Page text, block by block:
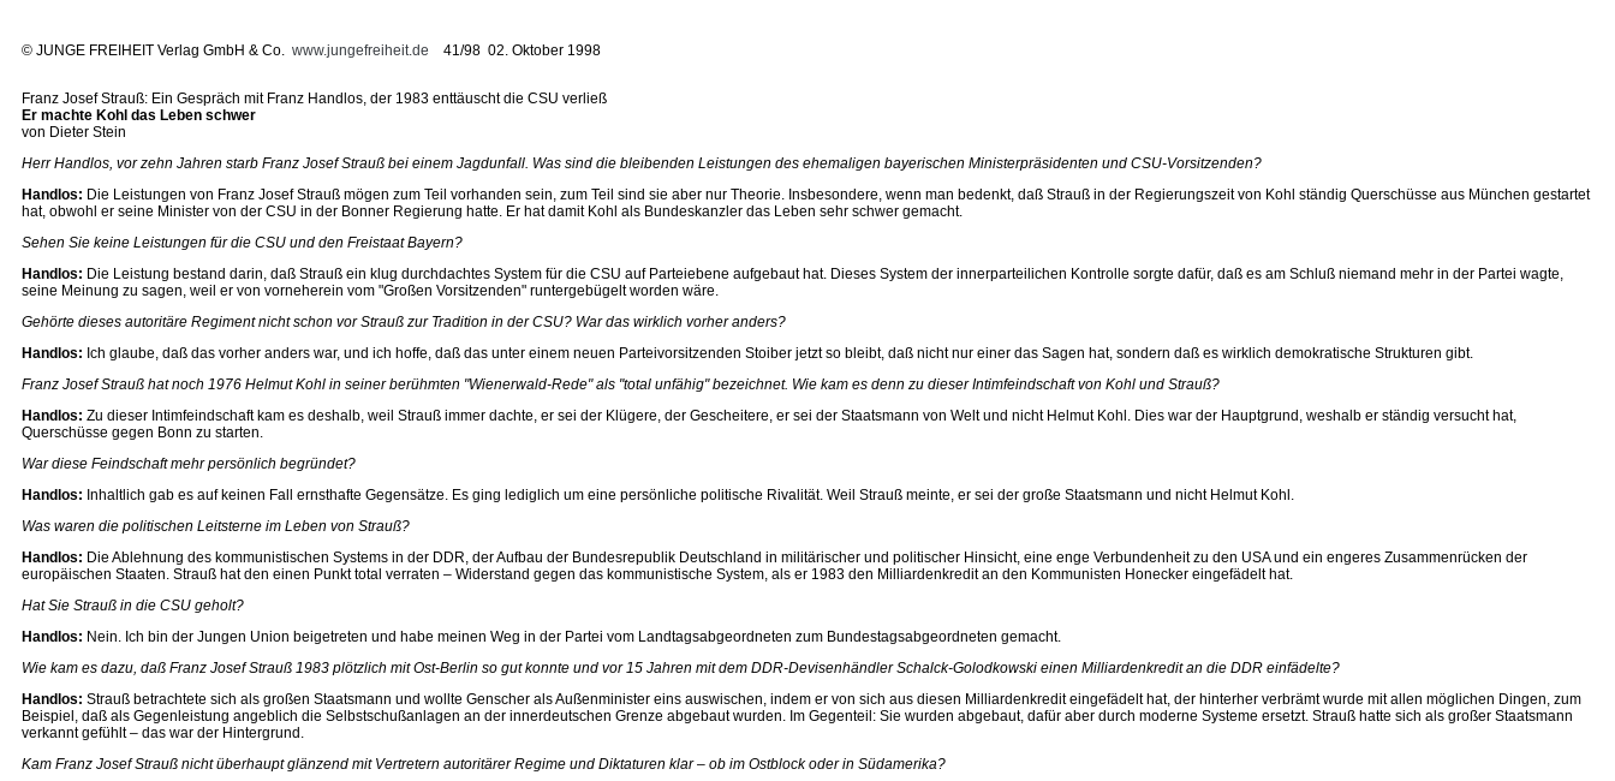
© JUNGE FREIHEIT Verlag GmbH & Co. www.jungefreiheit.de 41/98 02. Oktober 1998
Franz Josef Strauß: Ein Gespräch mit Franz Handlos, der 1983 enttäuscht die CSU verließ
Er machte Kohl das Leben schwer
von Dieter Stein
Herr Handlos, vor zehn Jahren starb Franz Josef Strauß bei einem Jagdunfall. Was sind die bleibenden Leistungen des ehemaligen bayerischen Ministerpräsidenten und CSU-Vorsitzenden?
Handlos: Die Leistungen von Franz Josef Strauß mögen zum Teil vorhanden sein, zum Teil sind sie aber nur Theorie. Insbesondere, wenn man bedenkt, daß Strauß in der Regierungszeit von Kohl ständig Querschüsse aus München gestartet
hat, obwohl er seine Minister von der CSU in der Bonner Regierung hatte. Er hat damit Kohl als Bundeskanzler das Leben sehr schwer gemacht.
Sehen Sie keine Leistungen für die CSU und den Freistaat Bayern?
Handlos: Die Leistung bestand darin, daß Strauß ein klug durchdachtes System für die CSU auf Parteiebene aufgebaut hat. Dieses System der innerparteilichen Kontrolle sorgte dafür, daß es am Schluß niemand mehr in der Partei wagte,
seine Meinung zu sagen, weil er von vorneherein vom "Großen Vorsitzenden" runtergebügelt worden wäre.
Gehörte dieses autoritäre Regiment nicht schon vor Strauß zur Tradition in der CSU? War das wirklich vorher anders?
Handlos: Ich glaube, daß das vorher anders war, und ich hoffe, daß das unter einem neuen Parteivorsitzenden Stoiber jetzt so bleibt, daß nicht nur einer das Sagen hat, sondern daß es wirklich demokratische Strukturen gibt.
Franz Josef Strauß hat noch 1976 Helmut Kohl in seiner berühmten "Wienerwald-Rede" als "total unfähig" bezeichnet. Wie kam es denn zu dieser Intimfeindschaft von Kohl und Strauß?
Handlos: Zu dieser Intimfeindschaft kam es deshalb, weil Strauß immer dachte, er sei der Klügere, der Gescheitere, er sei der Staatsmann von Welt und nicht Helmut Kohl. Dies war der Hauptgrund, weshalb er ständig versucht hat,
Querschüsse gegen Bonn zu starten.
War diese Feindschaft mehr persönlich begründet?
Handlos: Inhaltlich gab es auf keinen Fall ernsthafte Gegensätze. Es ging lediglich um eine persönliche politische Rivalität. Weil Strauß meinte, er sei der große Staatsmann und nicht Helmut Kohl.
Was waren die politischen Leitsterne im Leben von Strauß?
Handlos: Die Ablehnung des kommunistischen Systems in der DDR, der Aufbau der Bundesrepublik Deutschland in militärischer und politischer Hinsicht, eine enge Verbundenheit zu den USA und ein engeres Zusammenrücken der
europäischen Staaten. Strauß hat den einen Punkt total verraten – Widerstand gegen das kommunistische System, als er 1983 den Milliardenkredit an den Kommunisten Honecker eingefädelt hat.
Hat Sie Strauß in die CSU geholt?
Handlos: Nein. Ich bin der Jungen Union beigetreten und habe meinen Weg in der Partei vom Landtagsabgeordneten zum Bundestagsabgeordneten gemacht.
Wie kam es dazu, daß Franz Josef Strauß 1983 plötzlich mit Ost-Berlin so gut konnte und vor 15 Jahren mit dem DDR-Devisenhändler Schalck-Golodkowski einen Milliardenkredit an die DDR einfädelte?
Handlos: Strauß betrachtete sich als großen Staatsmann und wollte Genscher als Außenminister eins auswischen, indem er von sich aus diesen Milliardenkredit eingefädelt hat, der hinterher verbrämt wurde mit allen möglichen Dingen, zum
Beispiel, daß als Gegenleistung angeblich die Selbstschußanlagen an der innerdeutschen Grenze abgebaut wurden. Im Gegenteil: Sie wurden abgebaut, dafür aber durch moderne Systeme ersetzt. Strauß hatte sich als großer Staatsmann
verkannt gefühlt – das war der Hintergrund.
Kam Franz Josef Strauß nicht überhaupt glänzend mit Vertretern autoritärer Regime und Diktaturen klar – ob im Ostblock oder in Südamerika?